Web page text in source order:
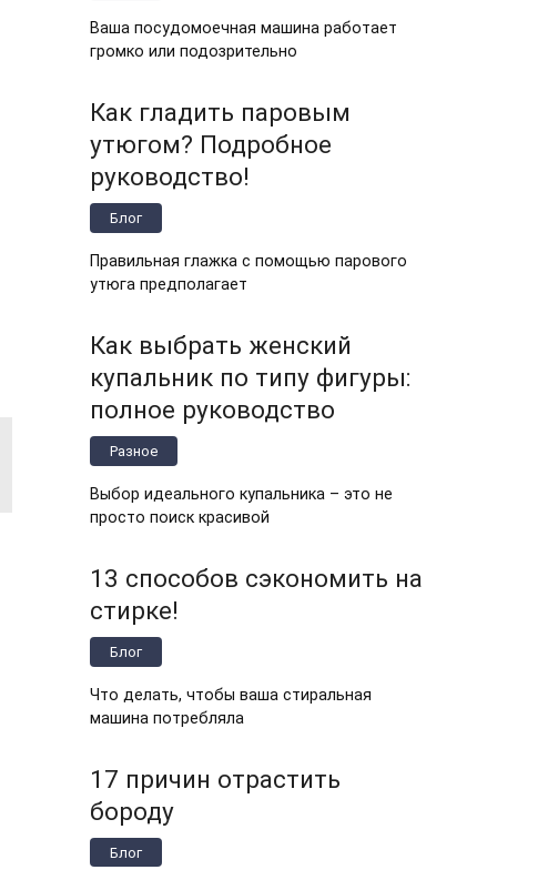
Ваша посудомоечная машина работает
громко или подозрительно
Как гладить паровым
утюгом? Подробное
руководство!
Блог
Правильная глажка с помощью парового
утюга предполагает
Как выбрать женский
купальник по типу фигуры:
полное руководство
Разное
Выбор идеального купальника – это не
просто поиск красивой
13 способов сэкономить на
стирке!
Блог
Что делать, чтобы ваша стиральная
машина потребляла
17 причин отрастить
бороду
Блог